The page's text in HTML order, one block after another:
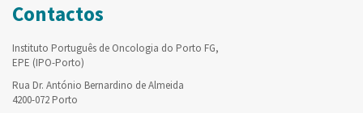
Contactos
Instituto Português de Oncologia do Porto FG,
EPE (IPO-Porto)
Rua Dr. António Bernardino de Almeida
4200-072 Porto